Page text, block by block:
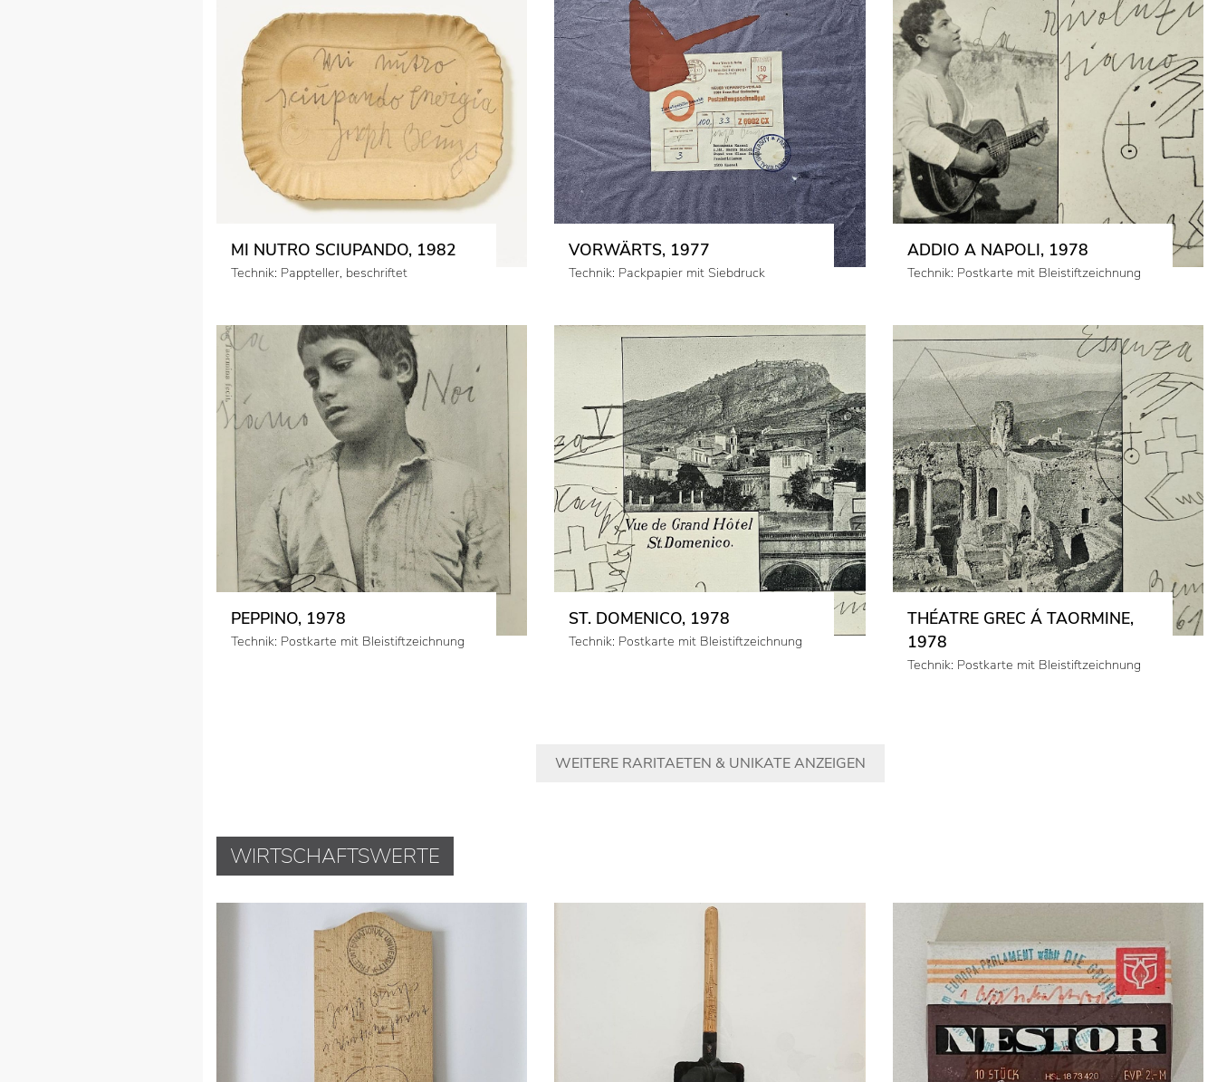
MI NUTRO SCIUPANDO, 1982
Technik: Pappteller, beschriftet
VORWÄRTS, 1977
Technik: Packpapier mit Siebdruck
ADDIO A NAPOLI, 1978
Technik: Postkarte mit Bleistiftzeichnung
PEPPINO, 1978
Technik: Postkarte mit Bleistiftzeichnung
ST. DOMENICO, 1978
Technik: Postkarte mit Bleistiftzeichnung
THÉATRE GREC Á TAORMINE,
1978
Technik: Postkarte mit Bleistiftzeichnung
WEITERE RARITAETEN & UNIKATE ANZEIGEN
WIRTSCHAFTSWERTE